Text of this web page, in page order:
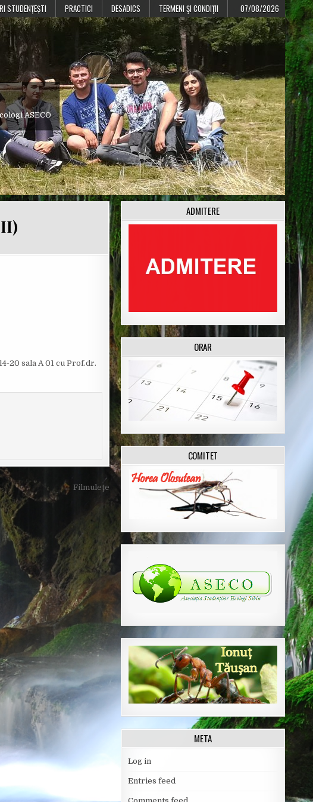
STUDENȚEȘTI PRACTICI DESADICS TERMENI ŞI CONDIŢII 07/08/2026
ASECO
20 sala A 01 cu Prof.dr.
← Filmuleţe
ADMITERE
ORAR
COMITET
META
Log in
Entries feed